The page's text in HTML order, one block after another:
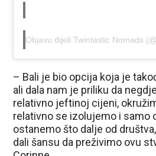
Objavu dijeli Twintastic Nomads
– Bali je bio opcija koja je
ali dala nam je priliku da
relativno jeftinoj cijeni,
relativno se izolujemo i samo
ostanemo što dalje od
dali šansu da preživimo ovu